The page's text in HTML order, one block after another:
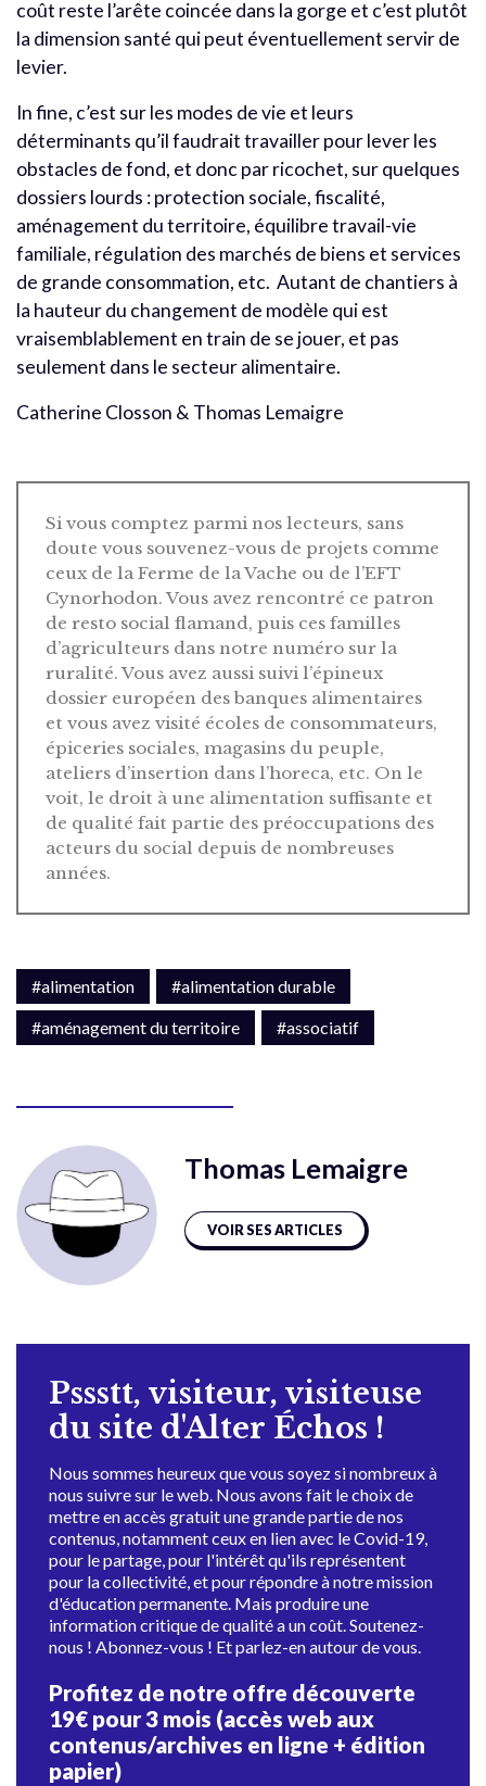
coût reste l’arête coincée dans la gorge et c’est plutôt
la dimension santé qui peut éventuellement servir de
levier.
In fine, c’est sur les modes de vie et leurs
déterminants qu’il faudrait travailler pour lever les
obstacles de fond, et donc par ricochet, sur quelques
dossiers lourds : protection sociale, fiscalité,
aménagement du territoire, équilibre travail-vie
familiale, régulation des marchés de biens et services
de grande consommation, etc. Autant de chantiers à
la hauteur du changement de modèle qui est
vraisemblablement en train de se jouer, et pas
seulement dans le secteur alimentaire.
Catherine Closson & Thomas Lemaigre
Si vous comptez parmi nos lecteurs, sans
doute vous souvenez-vous de projets comme
ceux de la Ferme de la Vache ou de l’EFT
Cynorhodon. Vous avez rencontré ce patron
de resto social flamand, puis ces familles
d’agriculteurs dans notre numéro sur la
ruralité. Vous avez aussi suivi l’épineux
dossier européen des banques alimentaires
et vous avez visité écoles de consommateurs,
épiceries sociales, magasins du peuple,
ateliers d’insertion dans l’horeca, etc. On le
voit, le droit à une alimentation suffisante et
de qualité fait partie des préoccupations des
acteurs du social depuis de nombreuses
années.
#alimentation
#alimentation durable
#aménagement du territoire
#associatif
Thomas Lemaigre
VOIR SES ARTICLES
Pssstt, visiteur, visiteuse
du site d'Alter Échos !
Nous sommes heureux que vous soyez si nombreux à
nous suivre sur le web. Nous avons fait le choix de
mettre en accès gratuit une grande partie de nos
contenus, notamment ceux en lien avec le Covid-19,
pour le partage, pour l'intérêt qu'ils représentent
pour la collectivité, et pour répondre à notre mission
d'éducation permanente. Mais produire une
information critique de qualité a un coût. Soutenez-
nous ! Abonnez-vous ! Et parlez-en autour de vous.
Profitez de notre offre découverte
19€ pour 3 mois (accès web aux
contenus/archives en ligne + édition
papier)